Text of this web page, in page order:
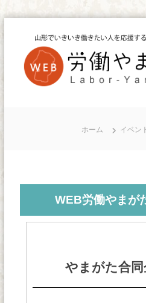
ま
た
ホーム イベン
WEB労働やま
やまがた合